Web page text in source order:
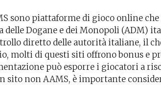
sono piattaforme di gioco online
delle Dogane e dei Monopoli (ADM)
diretto delle autorità italiane, il
molti di questi siti offrono bonus e
può esporre i giocatori a
sito non AAMS, è importante